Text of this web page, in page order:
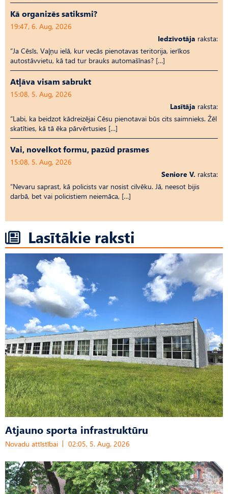
Kā organizēs satiksmi?
19:47, 6. Aug, 2026
Iedzīvotāja raksta:
“Ja Cēsīs, Vaļņu ielā, kur vecās pienotavas teritorija, ierīkos
autostāvvietu, kā tad tur brauks automašīnas? […]
Atļāva visam sabrukt
15:08, 5. Aug, 2026
Lasītāja raksta:
“Labi, ka beidzot kādreizējai Cēsu pienotavai būs cits saimnieks. Žēl
skatīties, kā tā ēka pārvērtusies […]
Vai, novelkot formu, pazūd prasmes
15:08, 5. Aug, 2026
Seniore V. raksta:
“Nevaru saprast, kā policists var nosist cilvēku. Jā, neesot bijis
darbā, bet vai policistiem neiemāca, […]
Lasītākie raksti
Atjauno sporta infrastruktūru
Novadu attīstībai 02:05, 5. Aug, 2026